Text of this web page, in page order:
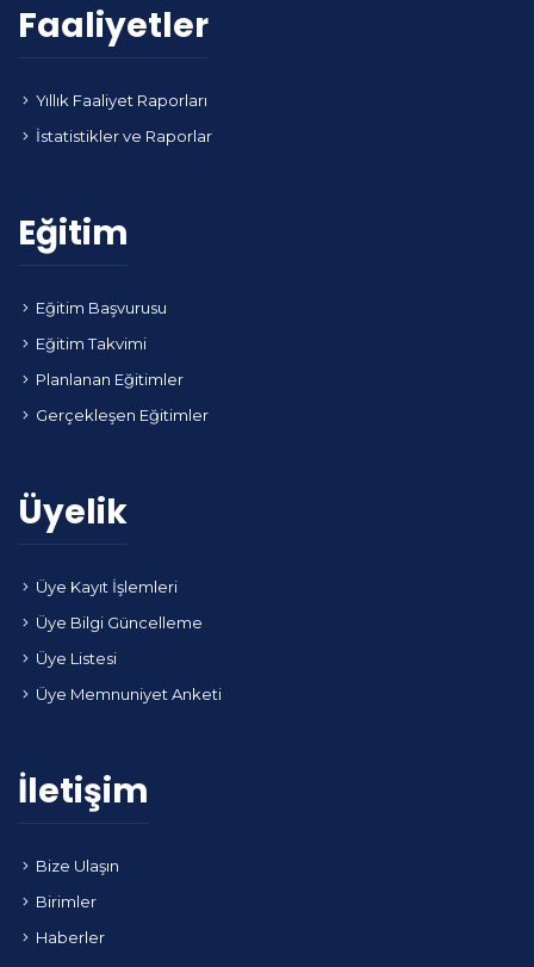
Faaliyetler
Yıllık Faaliyet Raporları
İstatistikler ve Raporlar
Eğitim
Eğitim Başvurusu
Eğitim Takvimi
Planlanan Eğitimler
Gerçekleşen Eğitimler
Üyelik
Üye Kayıt İşlemleri
Üye Bilgi Güncelleme
Üye Listesi
Üye Memnuniyet Anketi
İletişim
Bize Ulaşın
Birimler
Haberler